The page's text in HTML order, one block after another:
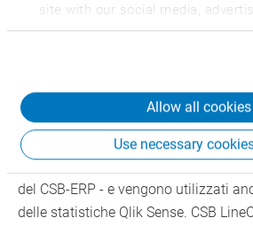
site with our social media,
partners who may combine it
that you’ve provided to them or
Allow all cookies
Use necessary
confluire nelle soluzioni di Best
mettere a disposizione dei clienti
l'avvio del progetto e ridurre
generali di implementazione.
del CSB-ERP - e vengono utilizzati
delle statistiche Qlik Sense. CSB